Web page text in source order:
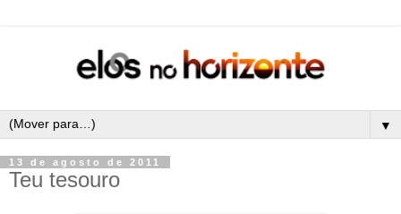
▼
13 de agosto de 2011
Teu tesouro